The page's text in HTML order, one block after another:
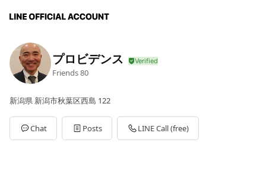
プロビデンス
Friends80
新潟県 新潟市秋葉区西島 122
Chat Posts LINE Call (free)